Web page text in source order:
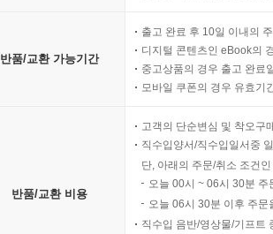
반품/교환 가능기간
출고 완료 후 10일 이내의
디지털 콘텐츠인 eBook의
중고상품의 경우 출고 완료
모바일 쿠폰의 경우 유효기
반품/교환 비용
고객의 단순변심 및 착오구
직수입양서/직수입일서중
단, 아래의 주문/취소 조건
오늘 00시 ~ 06시 30분
오늘 06시 30분 이후 주
직수입 음반/영상물/기프트